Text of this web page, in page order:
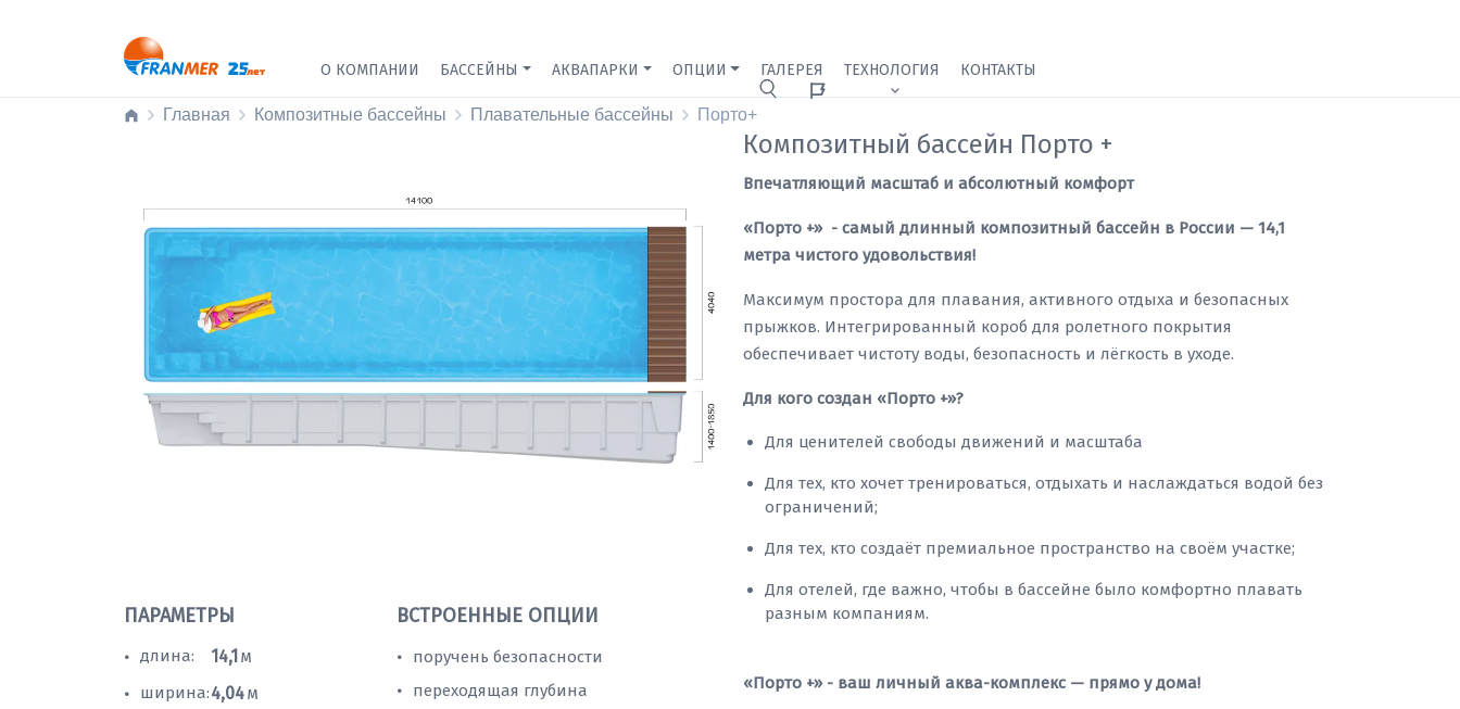
О КОМПАНИИ БАССЕЙНЫ АКВАПАРКИ ОПЦИИ ГАЛЕРЕЯ ТЕХНОЛОГИЯ КОНТАКТЫ
Главная Композитные бассейны Плавательные бассейны Порто+
ПАРАМЕТРЫ
• длина: 14,1 м
• ширина:4,04м
ВСТРОЕННЫЕ ОПЦИИ
• поручень безопасности
• переходящая глубина
Композитный бассейн Порто +
Впечатляющий масштаб и абсолютный комфорт
«Порто +» - самый длинный композитный бассейн в России — 14,1
метра чистого удовольствия!
Максимум простора для плавания, активного отдыха и безопасных
прыжков. Интегрированный короб для ролетного покрытия
обеспечивает чистоту воды, безопасность и лёгкость в уходе.
Для кого создан «Порто +»?
Для ценителей свободы движений и масштаба
Для тех, кто хочет тренироваться, отдыхать и наслаждаться водой без
ограничений;
Для тех, кто создаёт премиальное пространство на своём участке;
Для отелей, где важно, чтобы в бассейне было комфортно плавать
разным компаниям.
«Порто +» - ваш личный аква-комплекс — прямо у дома!